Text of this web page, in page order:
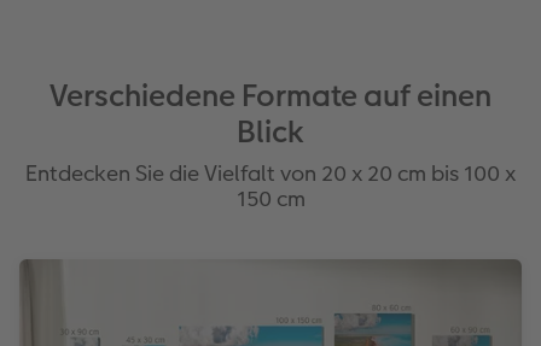
Verschiedene Formate auf einen
Blick
Entdecken Sie die Vielfalt von 20 x 20 cm bis 100 x
150 cm